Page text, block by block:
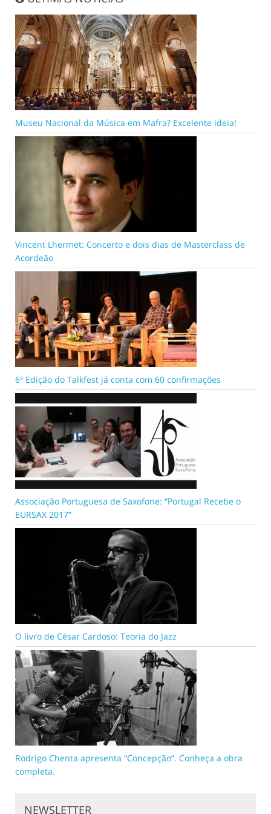
Museu Nacional da Música em Mafra? Excelente ideia!
Vincent Lhermet: Concerto e dois dias de Masterclass de
Acordeão
6ª Edição do Talkfest já conta com 60 confirmações
Associação Portuguesa de Saxofone: “Portugal Recebe o
EURSAX 2017”
O livro de César Cardoso: Teoria do Jazz
Rodrigo Chenta apresenta “Concepção”. Conheça a obra
completa.
NEWSLETTER